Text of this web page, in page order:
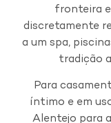
fronteira
discretamente
a um spa,
tradição
Para
íntimo e em
Alentejo para